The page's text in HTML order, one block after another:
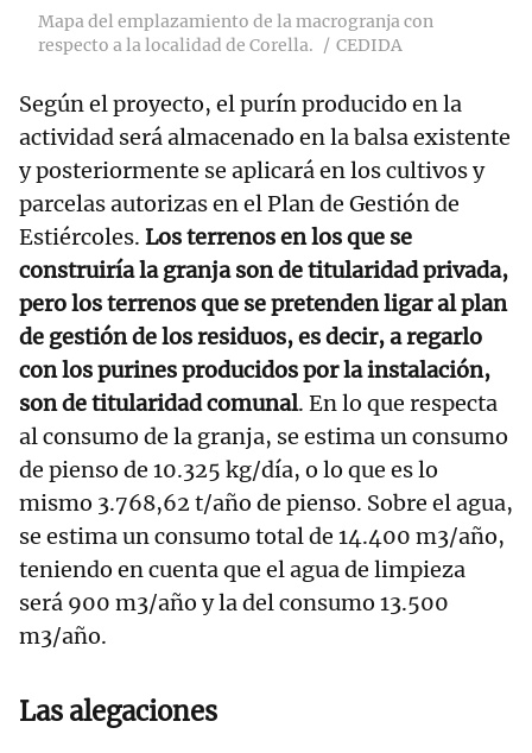
Mapa del emplazamiento de la macrogranja con
respecto a la localidad de Corella.
CEDIDA
Según el proyecto, el purín producido en la
actividad será almacenado en la balsa existente
y posteriormente se aplicará en los cultivos y
parcelas autorizas en el Plan de Gestión de
Estiércoles. Los terrenos en los que se
construiría la granja son de titularidad privada,
pero los terrenos que se pretenden ligar al plan
de gestión de los residuos, es decir, a regarlo
con los purines producidos por la instalación,
son de titularidad comunal. En lo que respecta
al consumo de la granja, se estima un consumo
de pienso de 10.325 kg/día, o lo que es lo
mismo 3.768,62 t/año de pienso. Sobre el agua,
se estima un consumo total de 14.400 m3/año,
teniendo en cuenta que el agua de limpieza
será 900 m3/año y la del consumo 13.500
m3/año.
Las alegaciones